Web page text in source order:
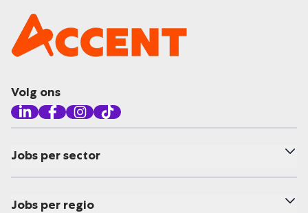
Volg ons
Jobs per sector
Jobs per regio